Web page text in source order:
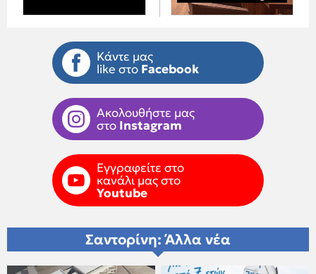
Κάντε μας
like στο Facebook
Ακολουθήστε μας
στο Instagram
Εγγραφείτε στο
κανάλι μας στο
Youtube
Σαντορίνη: Άλλα νέα